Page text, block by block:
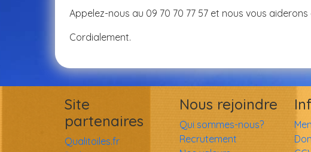
Appelez-nous au 09 70 70 77 57 et nous vous
Cordialement.
Site
partenaires
Qualitoiles.fr
Nous rejoindre
Qui sommes-nous?
Recrutement